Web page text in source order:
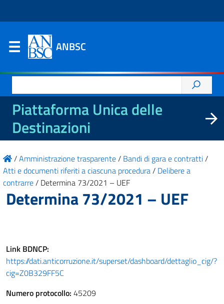
ANBSC
per:
Piattaforma Unica delle
Destinazioni
/Amministrazione trasparente/ Bandi di gara e contratti/
Atti e documenti riferiti a ciascuna procedura/ Delibere a
contrarre/ Determina 73/2021 – UEF
Determina 73/2021 – UEF
Link BDNCP:
https://dati.anticorruzione.it/superset/dashboard/dettaglio_cig/?
cig=Z0B329FF5C
Numero protocollo: 45209